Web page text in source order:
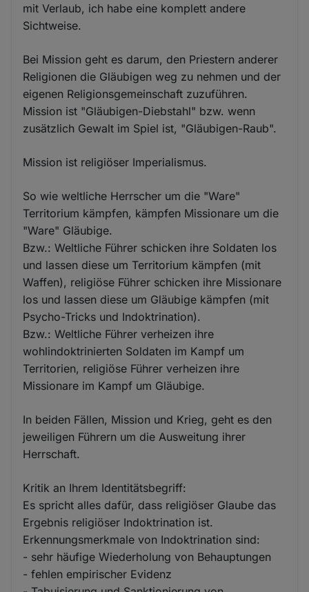
mit Verlaub, ich habe eine komplett andere
Sichtweise.
Bei Mission geht es darum, den Priestern anderer
Religionen die Gläubigen weg zu nehmen und der
eigenen Religionsgemeinschaft zuzuführen.
Mission ist "Gläubigen-Diebstahl" bzw. wenn
zusätzlich Gewalt im Spiel ist, "Gläubigen-Raub".
Mission ist religiöser Imperialismus.
So wie weltliche Herrscher um die "Ware"
Territorium kämpfen, kämpfen Missionare um die
"Ware" Gläubige.
Bzw.: Weltliche Führer schicken ihre Soldaten los
und lassen diese um Territorium kämpfen (mit
Waffen), religiöse Führer schicken ihre Missionare
los und lassen diese um Gläubige kämpfen (mit
Psycho-Tricks und Indoktrination).
Bzw.: Weltliche Führer verheizen ihre
wohlindoktrinierten Soldaten im Kampf um
Territorien, religiöse Führer verheizen ihre
Missionare im Kampf um Gläubige.
In beiden Fällen, Mission und Krieg, geht es den
jeweiligen Führern um die Ausweitung ihrer
Herrschaft.
Kritik an Ihrem Identitätsbegriff:
Es spricht alles dafür, dass religiöser Glaube das
Ergebnis religiöser Indoktrination ist.
Erkennungsmerkmale von Indoktrination sind:
- sehr häufige Wiederholung von Behauptungen
- fehlen empirischer Evidenz